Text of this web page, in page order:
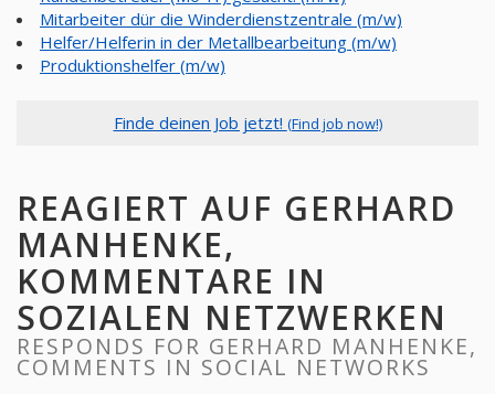
Mitarbeiter dür die Winderdienstzentrale (m/w)
Helfer/Helferin in der Metallbearbeitung (m/w)
Produktionshelfer (m/w)
Finde deinen Job jetzt! (Find job now!)
REAGIERT AUF GERHARD
MANHENKE,
KOMMENTARE IN
SOZIALEN NETZWERKEN
RESPONDS FOR GERHARD MANHENKE,
COMMENTS IN SOCIAL NETWORKS